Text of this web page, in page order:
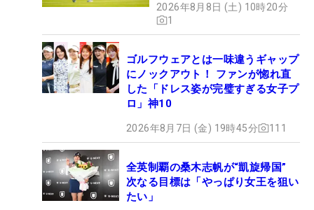
2026年8月8日 (土) 10時20分
1
ゴルフウェアとは一味違うギャップ
にノックアウト！ ファンが惚れ直
した「ドレス姿が完璧すぎる女子プ
ロ」神10
2026年8月7日 (金) 19時45分 111
全英制覇の桑木志帆が“凱旋帰国”
次なる目標は「やっぱり女王を狙い
たい」